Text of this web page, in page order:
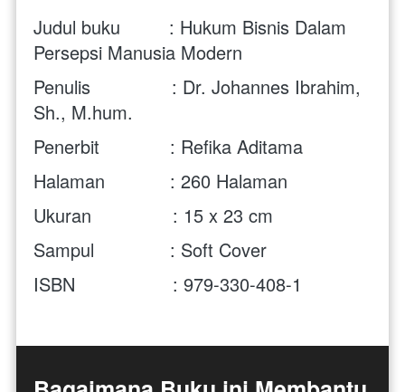
Judul buku         : Hukum Bisnis Dalam
Persepsi Manusia Modern
Penulis               : Dr. Johannes Ibrahim,
Sh., M.hum.
Penerbit             : Refika Aditama
Halaman            : 260 Halaman
Ukuran               : 15 x 23 cm
Sampul              : Soft Cover
ISBN                  : 979-330-408-1